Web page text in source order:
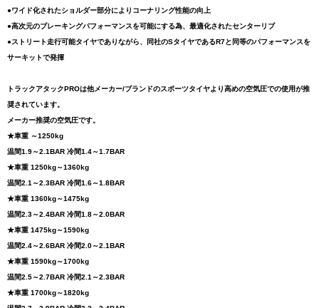
●ワイド化されたショルダー部分によりコーナリング性能の向上
●高次元のブレーキングパフォーマンスを可能にする為、最適化されたセンターリブ
●ストリート走行可能タイヤでありながら、同社のSタイヤであるR7と同等のパフォーマンスを
サーキットで発揮
トラックアタックPROは他メーカー/ブランドのスポーツタイヤより高めの空気圧での使用が推
奨されています。
メーカー推奨の空気圧です。
★車重 ～1250kg
温間1.9～2.1BAR 冷間1.4～1.7BAR
★車重 1250kg～1360kg
温間2.1～2.3BAR 冷間1.6～1.8BAR
★車重 1360kg～1475kg
温間2.3～2.4BAR 冷間1.8～2.0BAR
★車重 1475kg～1590kg
温間2.4～2.6BAR 冷間2.0～2.1BAR
★車重 1590kg～1700kg
温間2.5～2.7BAR 冷間2.1～2.3BAR
★車重 1700kg～1820kg